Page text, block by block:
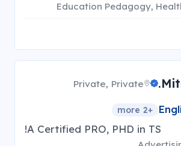
Education Pedagogy,
Private, Private
+
2
more
A Certified PRO, PHD in TS!